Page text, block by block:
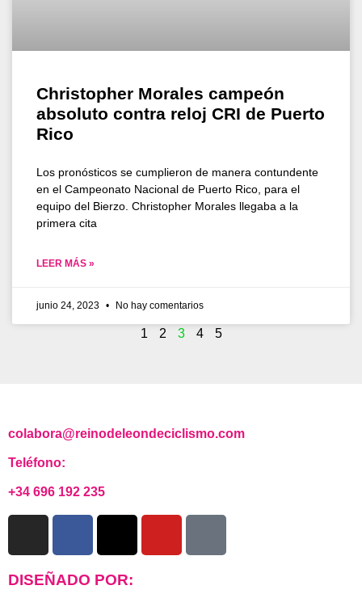
Christopher Morales campeón
absoluto contra reloj CRI de Puerto
Rico
Los pronósticos se cumplieron de manera contundente
en el Campeonato Nacional de Puerto Rico, para el
equipo del Bierzo. Christopher Morales llegaba a la
primera cita
LEER MÁS »
junio 24, 2023 No hay comentarios
1 2 3 4 5
colabora@reinodeleondeciclismo.com
Teléfono:
+34 696 192 235
DISEÑADO POR: